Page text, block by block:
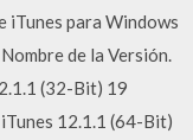
iTunes para Windows
de la Versión.
(32-Bit) 19
12.1.1 (64-Bit)